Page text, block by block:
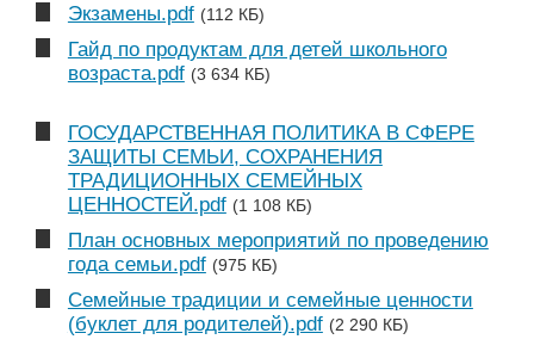
Экзамены.pdf (112 КБ)
Гайд по продуктам для детей школьного
возраста.pdf (3 634 КБ)
ГОСУДАРСТВЕННАЯ ПОЛИТИКА В СФЕРЕ
ЗАЩИТЫ СЕМЬИ, СОХРАНЕНИЯ
ТРАДИЦИОННЫХ СЕМЕЙНЫХ
ЦЕННОСТЕЙ.pdf (1 108 КБ)
План основных мероприятий по проведению
года семьи.pdf (975 КБ)
Семейные традиции и семейные ценности
(буклет для родителей).pdf (2 290 КБ)